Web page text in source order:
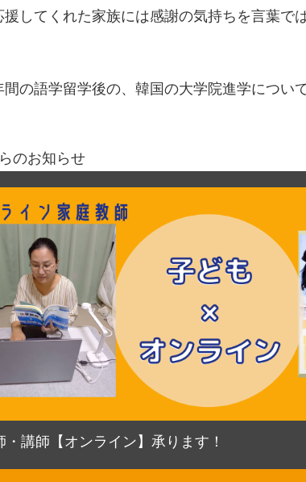
してくれた家族には感謝の気持ちを言葉で
の語学留学後の、韓国の大学院進学につい
のお知らせ
・講師【オンライン】承ります！